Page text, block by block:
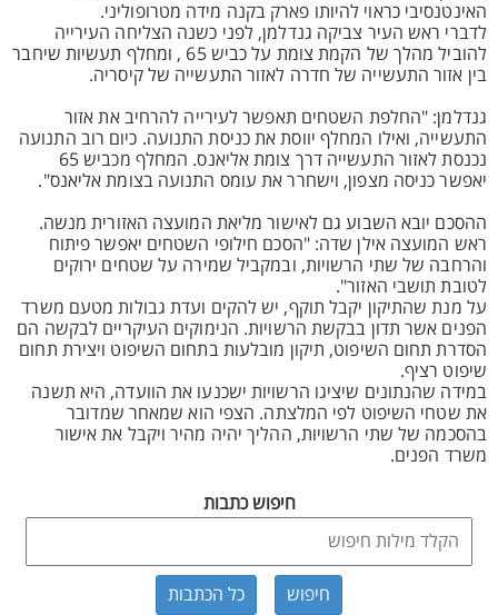
האינטנסיבי כראוי להיותו פארק בקנה מידה מטרופוליני.
לדברי ראש העיר צביקה גנדלמן, לפני כשנה הצליחה העירייה
להוביל מהלך של הקמת צומת על כביש 65 , ומחלף תעשיות שיחבר
בין אזור התעשייה של חדרה לאזור התעשייה של קיסריה.
גנדלמן: "החלפת השטחים תאפשר לעירייה להרחיב את אזור
התעשייה, ואילו המחלף יווסת את כניסת התנועה. כיום רוב התנועה
נכנסת לאזור התעשייה דרך צומת אליאנס. המחלף מכביש 65
יאפשר כניסה מצפון, וישחרר את עומס התנועה בצומת אליאנס".
ההסכם יובא השבוע גם לאישור מליאת המועצה האזורית מנשה.
ראש המועצה אילן שדה: "הסכם חילופי השטחים יאפשר פיתוח
והרחבה של שתי הרשויות, ובמקביל שמירה על שטחים ירוקים
לטובת תושבי האזור".
על מנת שהתיקון יקבל תוקף, יש להקים ועדת גבולות מטעם משרד
הפנים אשר תדון בבקשת הרשויות. הנימוקים העיקריים לבקשה הם
הסדרת תחום השיפוט, תיקון מובלעות בתחום השיפוט ויצירת תחום
שיפוט רציף.
במידה שהנתונים שיציגו הרשויות ישכנעו את הוועדה, היא תשנה
את שטחי השיפוט לפי המלצתה. הצפי הוא שמאחר שמדובר
בהסכמה של שתי הרשויות, ההליך יהיה מהיר ויקבל את אישור
משרד הפנים.
חיפוש כתבות
כל הכתבות